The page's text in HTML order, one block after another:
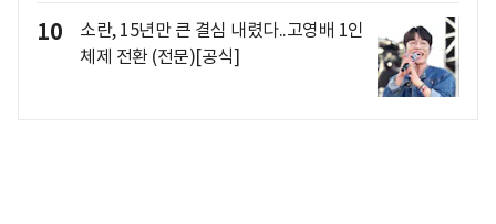
10
소란, 15년만 큰 결심 내렸다..고영배 1인
체제 전환 (전문)[공식]